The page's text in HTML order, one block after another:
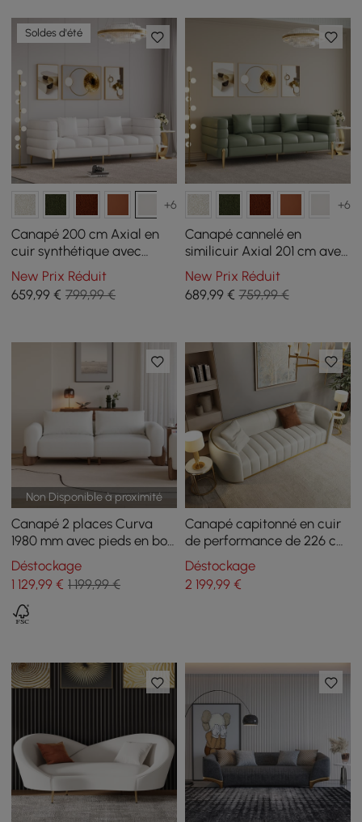
Soldes d'été
+6
Canapé 200 cm Axial en
cuir synthétique avec
pieds dorés et coussins
New Prix Réduit
659,99 € 799,99 €
+6
Canapé cannelé en
similicuir Axial 201 cm avec
pieds dorés et oreillers
New Prix Réduit
689,99€ 759,99 €
Non Disponible à proximité
Canapé 2 places Curva
1980 mm avec pieds en bois
rembourrés bouclés blancs
Déstockage
1 129,99 € 1 199,99 €
Canapé capitonné en cuir
de performance de 226 cm
avec pieds dorés
Déstockage
2 199,99€